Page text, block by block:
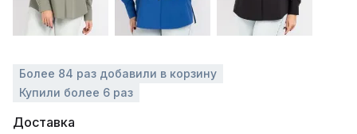
Более 84 раз добавили в корзину
Купили более 6 раз
Доставка